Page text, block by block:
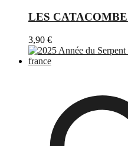
LES
3,90 €